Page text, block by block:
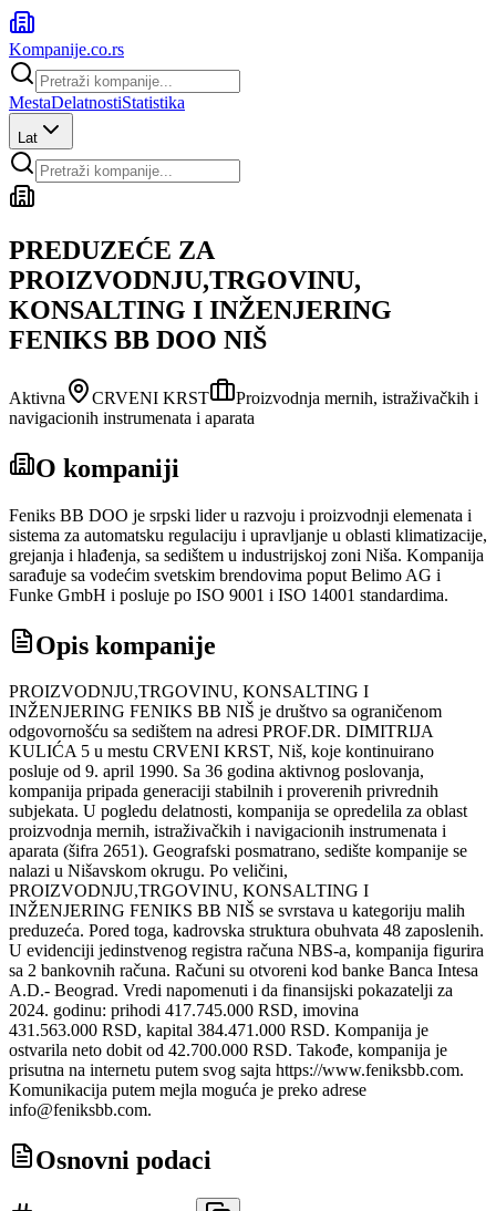
Kompanije.co.rs
MestaDelatnostiStatistika
Lat
PREDUZEĆE ZA
PROIZVODNJU,TRGOVINU,
KONSALTING I INŽENJERING
FENIKS BB DOO NIŠ
Aktivna CRVENI KRST
Proizvodnja mernih, istraživačkih i
navigacionih instrumenata i aparata
O kompaniji
Feniks BB DOO je srpski lider u razvoju i proizvodnji elemenata i
sistema za automatsku regulaciju i upravljanje u oblasti klimatizacije,
grejanja i hlađenja, sa sedištem u industrijskoj zoni Niša. Kompanija
sarađuje sa vodećim svetskim brendovima poput Belimo AG i
Funke GmbH i posluje po ISO 9001 i ISO 14001 standardima.
Opis kompanije
PROIZVODNJU,TRGOVINU, KONSALTING I
INŽENJERING FENIKS BB NIŠ je društvo sa ograničenom
odgovornošću sa sedištem na adresi PROF.DR. DIMITRIJA
KULIĆA 5 u mestu CRVENI KRST, Niš, koje kontinuirano
posluje od 9. april 1990. Sa 36 godina aktivnog poslovanja,
kompanija pripada generaciji stabilnih i proverenih privrednih
subjekata. U pogledu delatnosti, kompanija se opredelila za oblast
proizvodnja mernih, istraživačkih i navigacionih instrumenata i
aparata (šifra 2651). Geografski posmatrano, sedište kompanije se
nalazi u Nišavskom okrugu. Po veličini,
PROIZVODNJU,TRGOVINU, KONSALTING I
INŽENJERING FENIKS BB NIŠ se svrstava u kategoriju malih
preduzeća. Pored toga, kadrovska struktura obuhvata 48 zaposlenih.
U evidenciji jedinstvenog registra računa NBS-a, kompanija figurira
sa 2 bankovnih računa. Računi su otvoreni kod banke Banca Intesa
A.D.- Beograd. Vredi napomenuti i da finansijski pokazatelji za
2024. godinu: prihodi 417.745.000 RSD, imovina
431.563.000 RSD, kapital 384.471.000 RSD. Kompanija je
ostvarila neto dobit od 42.700.000 RSD. Takođe, kompanija je
prisutna na internetu putem svog sajta https://www.feniksbb.com.
Komunikacija putem mejla moguća je preko adrese
info@feniksbb.com.
Osnovni podaci